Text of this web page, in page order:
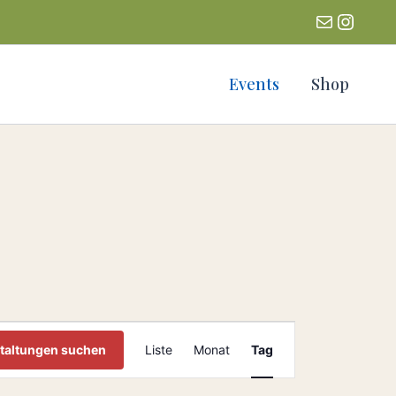
Events Shop
suchen
Ansichten-
Navigation
Liste Monat Tag